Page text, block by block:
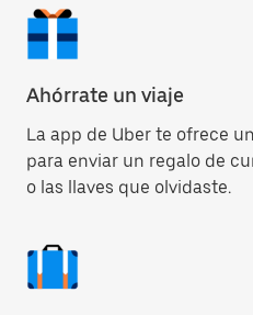
Ahórrate un viaje
La app de Uber te ofrece
para enviar un regalo de
o las llaves que olvidaste.